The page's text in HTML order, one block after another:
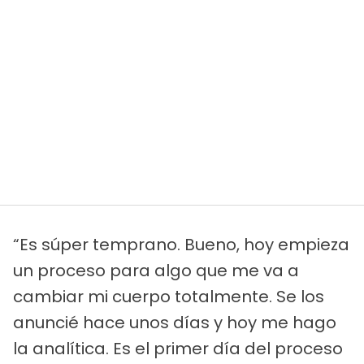
“Es súper temprano. Bueno, hoy empieza
un proceso para algo que me va a
cambiar mi cuerpo totalmente. Se los
anuncié hace unos días y hoy me hago
la analítica. Es el primer día del proceso